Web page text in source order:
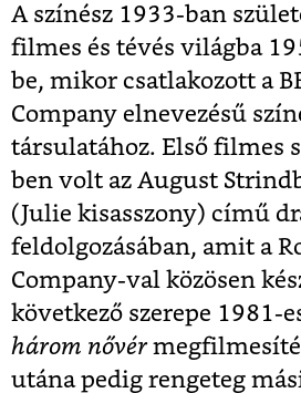
A színész 1933-ban
filmes és tévés világba
be, mikor csatlakozott a
Company elnevezésű
társulatához. Első filmes
ben volt az August
(Julie kisasszony) című
feldolgozásában, amit a
Company-val közösen
következő szerepe 1981-
három nővér
utána pedig rengeteg